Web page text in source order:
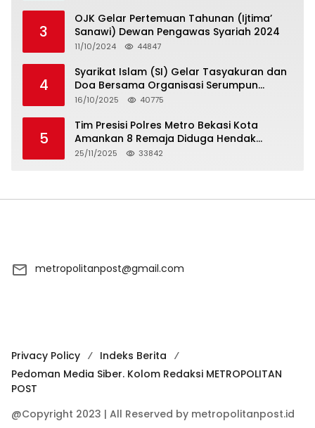
3
OJK Gelar Pertemuan Tahunan (Ijtima’
Sanawi) Dewan Pengawas Syariah 2024
11/10/2024 44847
4
Syarikat Islam (SI) Gelar Tasyakuran dan
Doa Bersama Organisasi Serumpun
Syarikat Islam Doa
16/10/2025 40775
5
Tim Presisi Polres Metro Bekasi Kota
Amankan 8 Remaja Diduga Hendak
Tawuran
25/11/2025 33842
metropolitanpost@gmail.com
Privacy Policy
Indeks Berita
Pedoman Media Siber. Kolom Redaksi METROPOLITAN
POST
@Copyright 2023 | All Reserved by metropolitanpost.id